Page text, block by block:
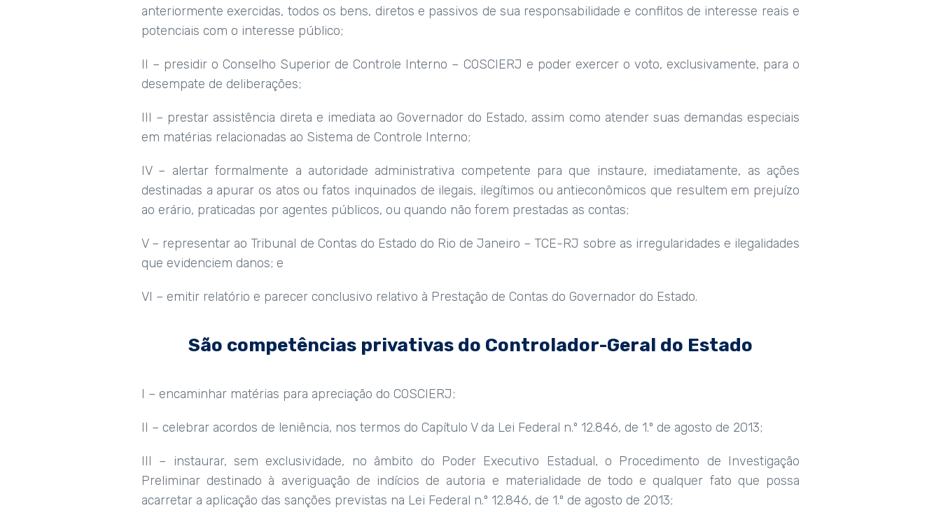
anteriormente exercidas, todos os bens, diretos e passivos de sua responsabilidade e conflitos de interesse reais e
potenciais com o interesse público;
II – presidir o Conselho Superior de Controle Interno – COSCIERJ e poder exercer o voto, exclusivamente, para o
desempate de deliberações;
III – prestar assistência direta e imediata ao Governador do Estado, assim como atender suas demandas especiais
em matérias relacionadas ao Sistema de Controle Interno;
IV – alertar formalmente a autoridade administrativa competente para que instaure, imediatamente, as ações
destinadas a apurar os atos ou fatos inquinados de ilegais, ilegítimos ou antieconômicos que resultem em prejuízo
ao erário, praticadas por agentes públicos, ou quando não forem prestadas as contas;
V – representar ao Tribunal de Contas do Estado do Rio de Janeiro – TCE-RJ sobre as irregularidades e ilegalidades
que evidenciem danos; e
VI – emitir relatório e parecer conclusivo relativo à Prestação de Contas do Governador do Estado.
São competências privativas do Controlador-Geral do Estado
I – encaminhar matérias para apreciação do COSCIERJ;
II – celebrar acordos de leniência, nos termos do Capítulo V da Lei Federal n.º 12.846, de 1.º de agosto de 2013;
III – instaurar, sem exclusividade, no âmbito do Poder Executivo Estadual, o Procedimento de Investigação
Preliminar destinado à averiguação de indícios de autoria e materialidade de todo e qualquer fato que possa
acarretar a aplicação das sanções previstas na Lei Federal n.º 12.846, de 1.º de agosto de 2013;